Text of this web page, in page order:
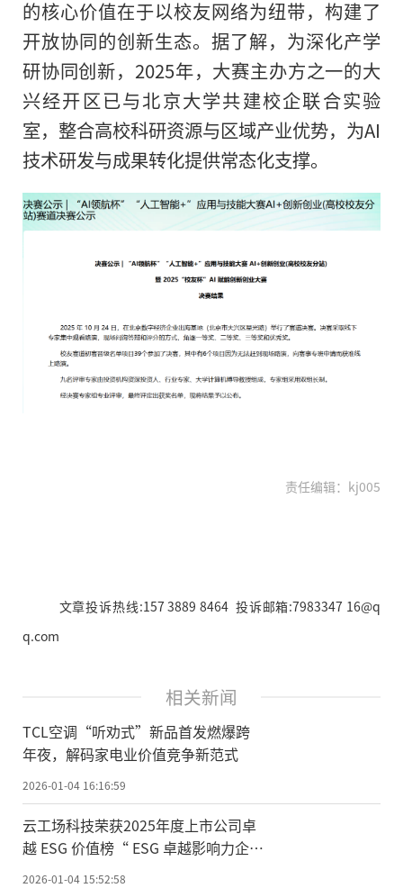
的核心价值在于以校友网络为纽带，构建了
开放协同的创新生态。据了解，为深化产学
研协同创新，2025年，大赛主办方之一的大
兴经开区已与北京大学共建校企联合实验
室，整合高校科研资源与区域产业优势，为AI
技术研发与成果转化提供常态化支撑。
责任编辑：kj005
文章投诉热线:157 3889 8464 投诉邮箱:7983347 16@q
q.com
相关新闻
TCL空调“听劝式”新品首发燃爆跨
年夜，解码家电业价值竞争新范式
2026-01-04 16:16:59
云工场科技荣获2025年度上市公司卓
越 ESG 价值榜“ ESG 卓越影响力企
业”
2026-01-04 15:52:58